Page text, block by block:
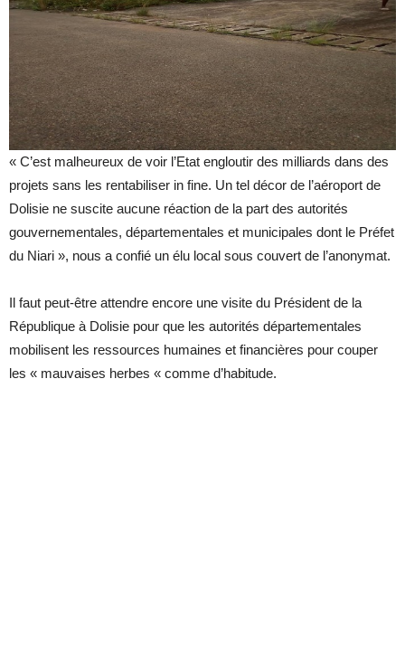
« C’est malheureux de voir l’Etat engloutir des milliards dans des
projets sans les rentabiliser in fine. Un tel décor de l’aéroport de
Dolisie ne suscite aucune réaction de la part des autorités
gouvernementales, départementales et municipales dont le Préfet
du Niari », nous a confié un élu local sous couvert de l’anonymat.
Il faut peut-être attendre encore une visite du Président de la
République à Dolisie pour que les autorités départementales
mobilisent les ressources humaines et financières pour couper
les « mauvaises herbes « comme d’habitude.